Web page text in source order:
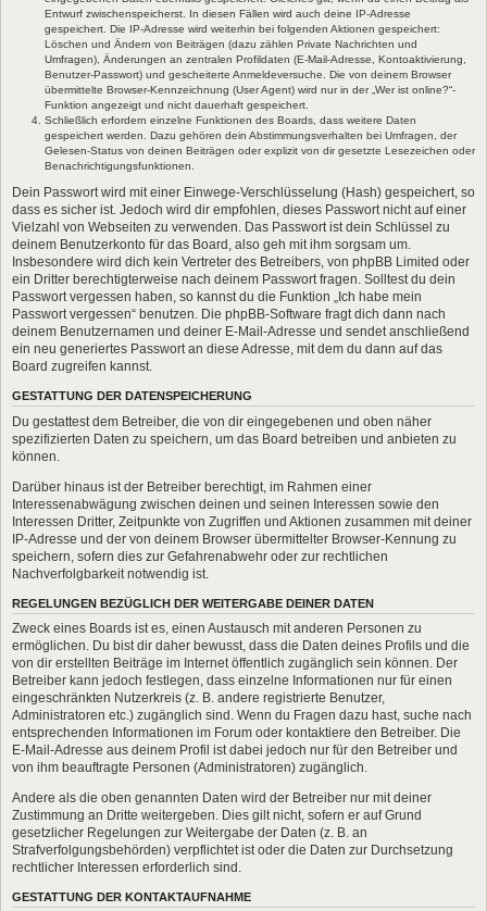
Entwurf zwischenspeicherst. In diesen Fällen wird auch deine IP-Adresse
gespeichert. Die IP-Adresse wird weiterhin bei folgenden Aktionen gespeichert:
Löschen und Ändern von Beiträgen (dazu zählen Private Nachrichten und
Umfragen), Änderungen an zentralen Profildaten (E-Mail-Adresse, Kontoaktivierung,
Benutzer-Passwort) und gescheiterte Anmeldeversuche. Die von deinem Browser
übermittelte Browser-Kennzeichnung (User Agent) wird nur in der „Wer ist online?“-
Funktion angezeigt und nicht dauerhaft gespeichert.
Schließlich erfordern einzelne Funktionen des Boards, dass weitere Daten
gespeichert werden. Dazu gehören dein Abstimmungsverhalten bei Umfragen, der
Gelesen-Status von deinen Beiträgen oder explizit von dir gesetzte Lesezeichen oder
Benachrichtigungsfunktionen.
Dein Passwort wird mit einer Einwege-Verschlüsselung (Hash) gespeichert, so
dass es sicher ist. Jedoch wird dir empfohlen, dieses Passwort nicht auf einer
Vielzahl von Webseiten zu verwenden. Das Passwort ist dein Schlüssel zu
deinem Benutzerkonto für das Board, also geh mit ihm sorgsam um.
Insbesondere wird dich kein Vertreter des Betreibers, von phpBB Limited oder
ein Dritter berechtigterweise nach deinem Passwort fragen. Solltest du dein
Passwort vergessen haben, so kannst du die Funktion „Ich habe mein
Passwort vergessen“ benutzen. Die phpBB-Software fragt dich dann nach
deinem Benutzernamen und deiner E-Mail-Adresse und sendet anschließend
ein neu generiertes Passwort an diese Adresse, mit dem du dann auf das
Board zugreifen kannst.
GESTATTUNG DER DATENSPEICHERUNG
Du gestattest dem Betreiber, die von dir eingegebenen und oben näher
spezifizierten Daten zu speichern, um das Board betreiben und anbieten zu
können.
Darüber hinaus ist der Betreiber berechtigt, im Rahmen einer
Interessenabwägung zwischen deinen und seinen Interessen sowie den
Interessen Dritter, Zeitpunkte von Zugriffen und Aktionen zusammen mit deiner
IP-Adresse und der von deinem Browser übermittelter Browser-Kennung zu
speichern, sofern dies zur Gefahrenabwehr oder zur rechtlichen
Nachverfolgbarkeit notwendig ist.
REGELUNGEN BEZÜGLICH DER WEITERGABE DEINER DATEN
Zweck eines Boards ist es, einen Austausch mit anderen Personen zu
ermöglichen. Du bist dir daher bewusst, dass die Daten deines Profils und die
von dir erstellten Beiträge im Internet öffentlich zugänglich sein können. Der
Betreiber kann jedoch festlegen, dass einzelne Informationen nur für einen
eingeschränkten Nutzerkreis (z. B. andere registrierte Benutzer,
Administratoren etc.) zugänglich sind. Wenn du Fragen dazu hast, suche nach
entsprechenden Informationen im Forum oder kontaktiere den Betreiber. Die
E-Mail-Adresse aus deinem Profil ist dabei jedoch nur für den Betreiber und
von ihm beauftragte Personen (Administratoren) zugänglich.
Andere als die oben genannten Daten wird der Betreiber nur mit deiner
Zustimmung an Dritte weitergeben. Dies gilt nicht, sofern er auf Grund
gesetzlicher Regelungen zur Weitergabe der Daten (z. B. an
Strafverfolgungsbehörden) verpflichtet ist oder die Daten zur Durchsetzung
rechtlicher Interessen erforderlich sind.
GESTATTUNG DER KONTAKTAUFNAHME